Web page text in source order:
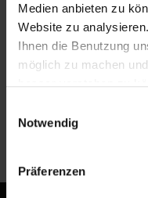
Medien anbieten zu
Website zu
Ihnen die Benutzung
möglich zu machen
besser verstehen zu
Notwendig
Präferenzen
Produktnummer:
Bewertungen